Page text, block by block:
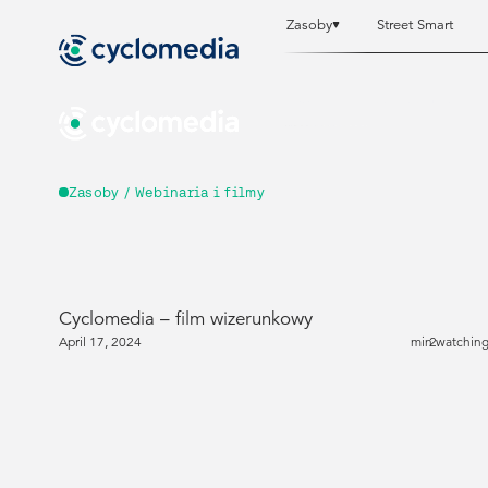
Zasoby Street Smart
Zasoby / Webinaria i filmy
Cyclomedia – film wizerunkowy
April 17, 2024 2
min watching